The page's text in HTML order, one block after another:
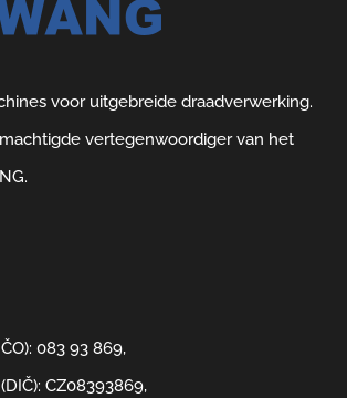
voor uitgebreide draadverwerking.
vertegenwoordiger van het
083 93 869,
CZ08393869,